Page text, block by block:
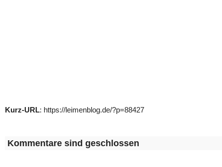
Kurz-URL: https://leimenblog.de/?p=88427
Kommentare sind geschlossen